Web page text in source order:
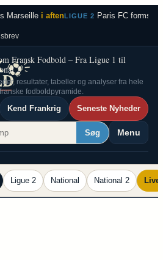
Marseille i aftenLIGUE 2 Paris FC
Fransk Fodbold – Fra Ligue 1 til
2
resultater, tabeller og analyser fra hele
fodboldpyramide.
Kend Frankrig Seneste Nyheder
Søg Menu
Ligue 2 National National 2 Live